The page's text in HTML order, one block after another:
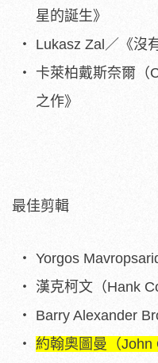
星的誕生》
Lukasz Zal／《沒
卡萊柏戴斯奈爾（
之作》
最佳剪輯
Yorgos
漢克柯文（Hank
Barry Alexander
約翰奧圖曼（John